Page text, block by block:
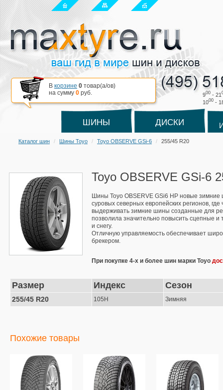
900 - 21
1000 -
В корзине 0 товар(a/ов)
на сумму 0 руб.
ШИНЫ ДИСКИ
Каталог шин Шины Toyo Toyo OBSERVE GSi-6 255/45 R20
Toyo OBSERVE GSi-6
Шины Toyo OBSERVE GSi6 HP новые
суровых северных европейских регионов,
выдерживать зимние шины созданные для
позволила значительно повысить сцепные
и снегу.
Отличную управляемость обеспечивает
брекером.
При покупке 4-х и более шин марки Toyo
Размер Индекс Сезон
255/45 R20 105H Зимняя
Похожие товары